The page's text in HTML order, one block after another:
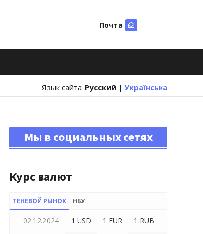
Почта
Язык сайта: Русский | Українська
Мы в социальных сетях
Курс валют
ТЕНЕВОЙ РЫНОК НБУ
02.12.2024 1 USD 1 EUR 1 RUB